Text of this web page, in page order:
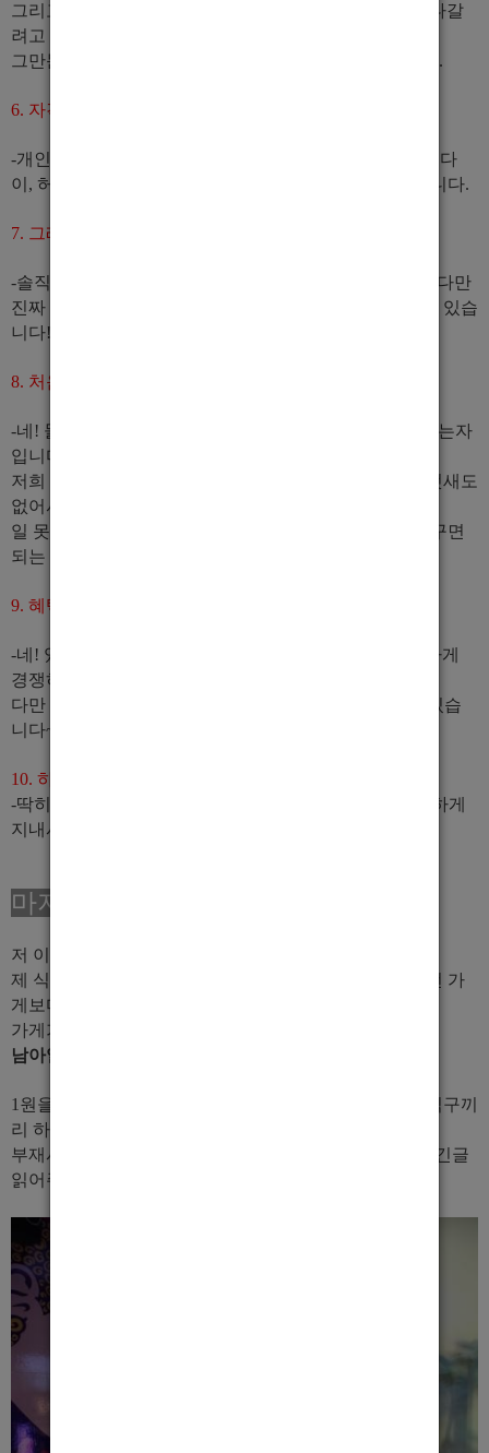
그리고 자랑아닌 자랑? 자부하지만 식구들이 왠만하면 나갈
려고 하지 않습니다. 짤리지 않는 이상
그만둔 식구들은 화류계 자체에서 일을 안하고 있습니다.
6. 자격 조건은 어떻게 되나요?
-개인주의, 양아치,거짓말쟁이, 욕심쟁이, 주정뱅이, 독고다
이, 허세왕, 철새, 알바 이런 분들 제외하고 다 자격이 됩니다.
7. 그래서 사이즈 안보시나요?
-솔직하게 안본다고는 말씀을 못드립니다. 보긴 봅니다! 다만
진짜 사이즈보다
을 먼저 본다고 말씀드릴수 있습
니다!!
8. 처음하는데 할 수 있을까요?
-네! 물론이죠! 두려워 안하시고 연락주신거 부터 용기있는자
입니다! 이런 분들은 뭘해도 됩니다^^
저희 식구 다들 생각도 깊고 배려라는것을 알기때문에 텃새도
없어서 적응하시는데 수월하게 될 것 입니다.
일 못하면 배우고 가르쳐 드리면 되는 것이고 외모는 가꾸면
되는 것이라고 생각합니다^^
9. 혜택 같은 것은 있나요?
-네! 있습니다! 다만 같은 식구끼리 등수를 메겨서 치열하게
경쟁하는 제도 및 혜택은 없습니다.
다만 아~ 이사람이 이렇게 우리를 생각하는 혜택이??!! 있습
니다~^^ 오시면 알게 될 것입니다^^
10. 하면서 주의해야 할 점 있나요?
-딱히 없습니다. 큰룰만 지켜주시고 식구들끼리 진짜 친하게
지내시고 같이 챙기면서 으쌰으쌰만 하면 됩니다.
마지막으로
저 이름 석자 걸고 하는 일입니다!!!
제 식구들한테도 지킬 것만 지키면 사장이 갑이되는 그런 가
게보다 일하는 직원이 대우받고 인정해주는
가게가 될수있게 노력한다고 약속했습니다.
남아일언중천금
1원을 벌든 10원을 벌든 100원을 벌든 1억을 벌든 같은 식구끼
리 하하호호~ 웃으면서 즐겁게 일하셨으면 좋겠습니다.
부재시 문자라도 남겨놓아주시면 꼭연락은 드립니다^^ 긴글
읽어주셔서 감사합니다^^